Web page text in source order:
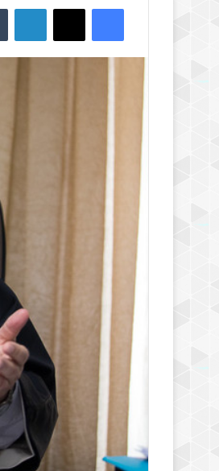
فیس بوک لینکدین